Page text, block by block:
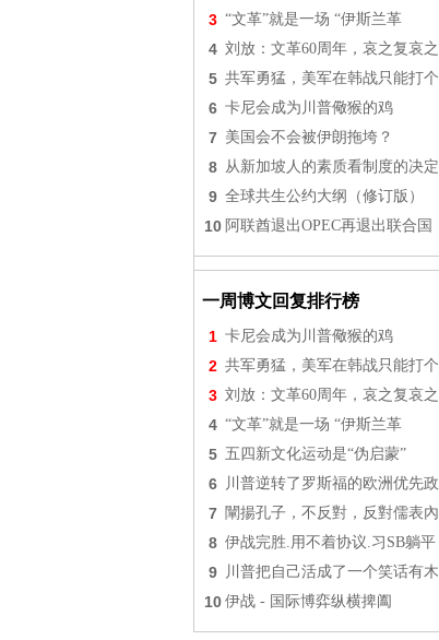
3 “文革”就是一场 “伊斯兰革
4 刘放：文革60周年，哀之复哀之
5 共军勇猛，美军在韩战只能打个
6 卡尼会成为川普儆猴的鸡
7 美国会不会被伊朗拖垮？
8 从新加坡人的素质看制度的决定
9 全球共生公约大纲（修订版）
10 阿联酋退出OPEC再退出联合国
一周博文回复排行榜
1 卡尼会成为川普儆猴的鸡
2 共军勇猛，美军在韩战只能打个
3 刘放：文革60周年，哀之复哀之
4 “文革”就是一场 “伊斯兰革
5 五四新文化运动是“伪启蒙”
6 川普逆转了罗斯福的欧洲优先政
7 闡揚孔子，不反對，反對儒表內
8 伊战完胜.用不着协议.习SB躺平
9 川普把自己活成了一个笑话有木
10 伊战 - 国际博弈纵横捭阖